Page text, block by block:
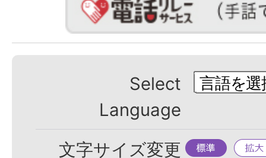
Select
Language
文字サイズ変更 標
拡